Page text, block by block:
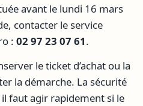
avant le lundi 16 mars
contacter le service
: 02 97 23 07 61.
le ticket d’achat ou la
la démarche. La sécurité
faut agir rapidement si le